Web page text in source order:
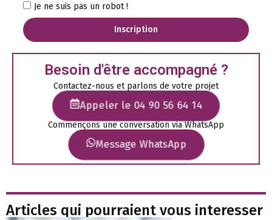
Je ne suis pas un robot !
Inscription
Besoin d'être accompagné ?
Contactez-nous et parlons de votre projet
Appeler le 04 90 56 64 14
Commençons une conversation via WhatsApp
Message WhatsApp
Articles qui pourraient vous interesser